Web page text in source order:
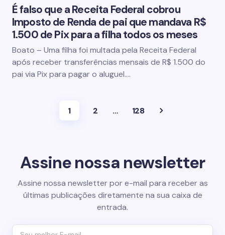
É falso que a Receita Federal cobrou
Imposto de Renda de pai que mandava R$
1.500 de Pix para a filha todos os meses
Boato – Uma filha foi multada pela Receita Federal
após receber transferências mensais de R$ 1.500 do
pai via Pix para pagar o aluguel.…
1 2 … 128
Assine nossa newsletter
Assine nossa newsletter por e-mail para receber as
últimas publicações diretamente na sua caixa de
entrada.